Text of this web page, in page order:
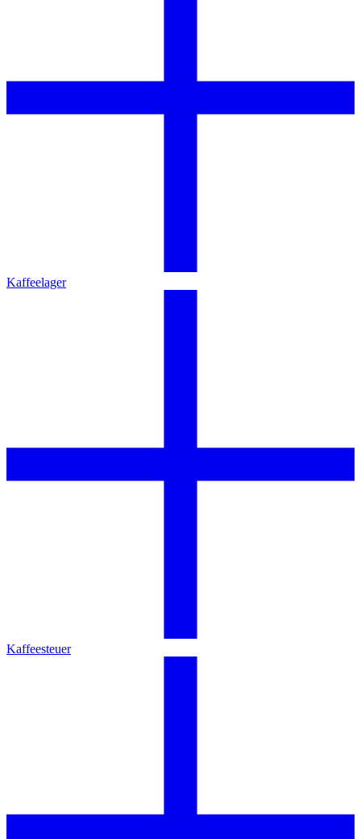
Kaffeelager
Kaffeesteuer